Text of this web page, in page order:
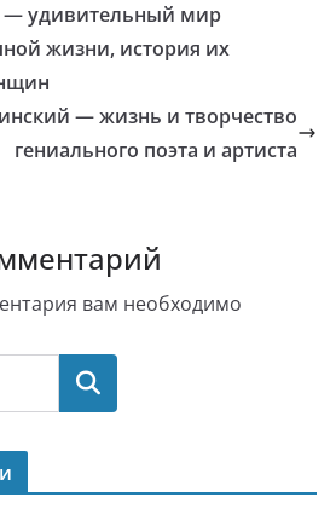
— удивительный мир
жизни, история их
— жизнь и творчество
гениального поэта и артиста
вам необходимо
Поиск